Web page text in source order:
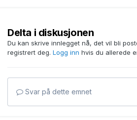
Delta i diskusjonen
Du kan skrive innlegget nå, det vil bli
registrert deg. Logg inn hvis du allerede
Svar på dette emnet